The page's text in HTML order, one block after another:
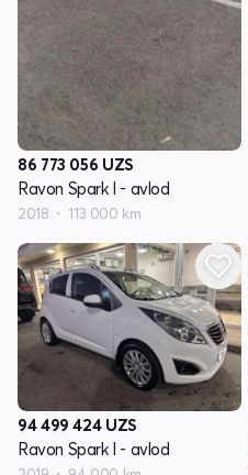
86 773 056 UZS
Ravon Spark I - avlod
2018 113 000 km
94 499 424 UZS
Ravon Spark I - avlod